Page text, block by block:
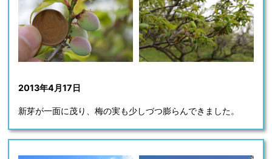
2013年4月17日
新芽が一面に茂り、梅の実も少しづつ膨らんできました。